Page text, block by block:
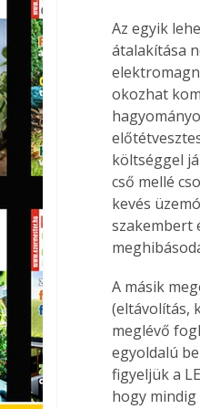
Az egyik
átalakítása
okozhat
költséggel
cső mellé
kevés
szakembert
A másik
(eltávolítás,
meglévő
egyoldalú
figyeljük a
hogy